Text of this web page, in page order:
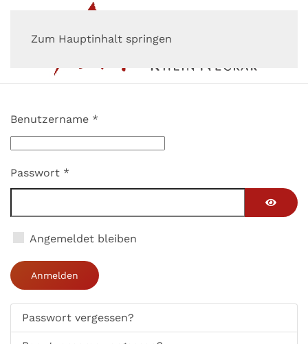
Zum Hauptinhalt springen
Benutzername *
Passwort *
Angemeldet bleiben
Anmelden
Passwort vergessen?